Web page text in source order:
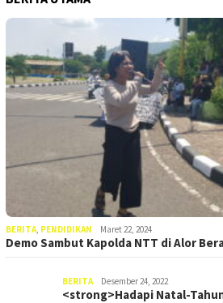
BERITA, PENDIDIKAN Maret 22, 2024
Demo Sambut Kapolda NTT di Alor
BERITA Desember 24, 2022
<strong>Hadapi Natal-